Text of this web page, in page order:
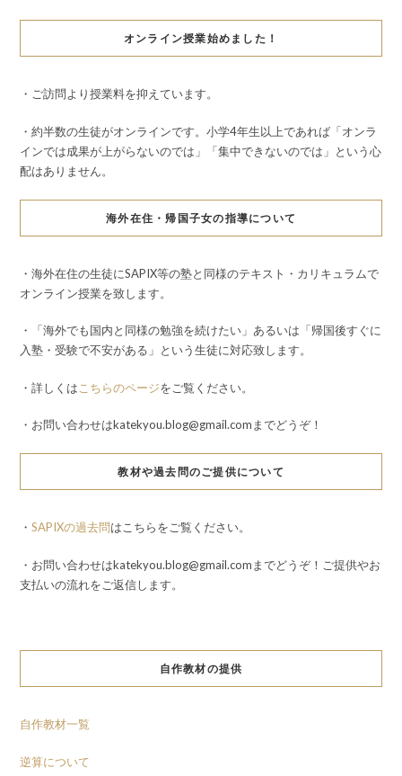
オンライン授業始めました！
・ご訪問より授業料を抑えています。
・約半数の生徒がオンラインです。小学4年生以上であれば「オンラ
インでは成果が上がらないのでは」「集中できないのでは」という心
配はありません。
海外在住・帰国子女の指導について
・海外在住の生徒にSAPIX等の塾と同様のテキスト・カリキュラムで
オンライン授業を致します。
・「海外でも国内と同様の勉強を続けたい」あるいは「帰国後すぐに
入塾・受験で不安がある」という生徒に対応致します。
・詳しくは こちらのページをご覧ください。
・お問い合わせはkatekyou.blog@gmail.comまでどうぞ！
教材や過去問のご提供について
・ SAPIXの過去問はこちらをご覧ください。
・お問い合わせはkatekyou.blog@gmail.comまでどうぞ！ご提供やお
支払いの流れをご返信します。
自作教材の提供
自作教材一覧
逆算について